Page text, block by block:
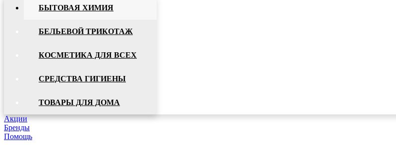
БЫТОВАЯ ХИМИЯ
БЕЛЬЕВОЙ ТРИКОТАЖ
КОСМЕТИКА ДЛЯ ВСЕХ
СРЕДСТВА ГИГИЕНЫ
ТОВАРЫ ДЛЯ ДОМА
Акции
Бренды
Помощь